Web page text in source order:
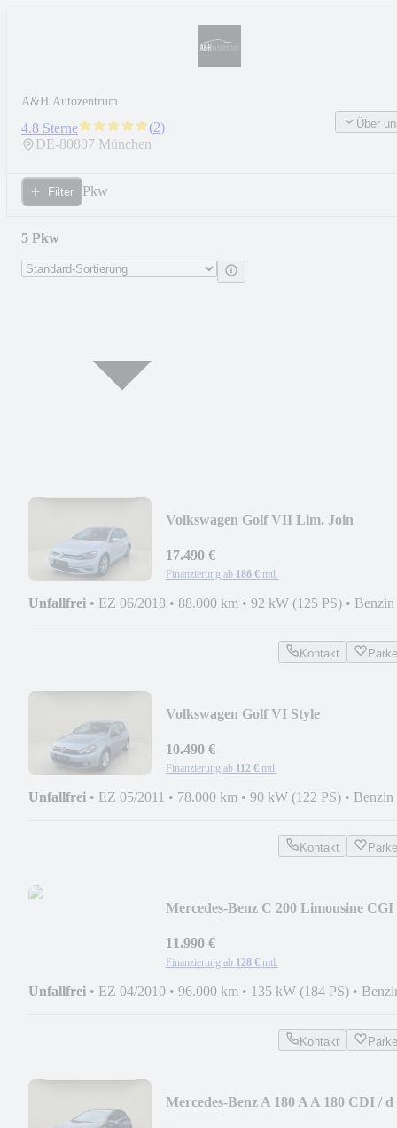
A&H Autozentrum
4.8 Sterne (2)
DE-80807 München
Über
Filter Pkw
5 Pkw
Volkswagen Golf VII Lim. Join
17.490 €
Finanzierung ab 186 € mtl.
Unfallfrei • EZ 06/2018 • 88.000 km • 92 kW (125 PS) • Benzin
Kontakt
Volkswagen Golf VI Style
10.490 €
Finanzierung ab 112 € mtl.
Unfallfrei • EZ 05/2011 • 78.000 km • 90 kW (122 PS) • Benzin
Kontakt
Mercedes-Benz C 200 Limousine CGI
11.990 €
Finanzierung ab 128 € mtl.
Unfallfrei • EZ 04/2010 • 96.000 km • 135 kW (184 PS) •
Kontakt
Mercedes-Benz A 180 A A 180 CDI / d